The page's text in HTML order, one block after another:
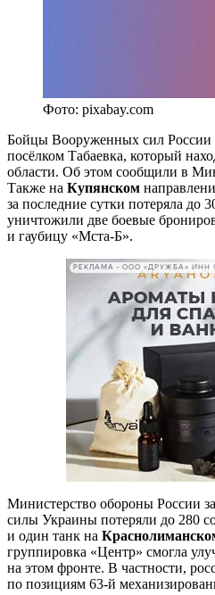
Фото: pixabay.com
Бойцы Вооруженных сил России
посёлком Табаевка, который
области. Об этом сообщили в
Также на Купянском
за последние сутки потеряла до
уничтожили две боевые
и гаубицу «Мста-Б».
РЕКЛАМА • ООО «ДРУЖБА» ИНН
Министерство обороны России
силы Украины потеряли до 280
и один танк на
группировка «Центр» смогла
на этом фронте. В частности,
по позициям 63-й